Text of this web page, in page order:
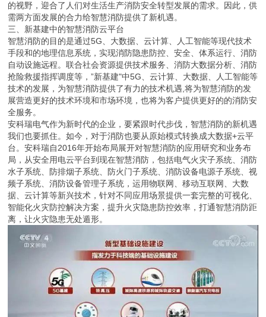
的视野，迎合了人们对生活生产消防安全转型发展的需求。因此，供
需两方面发展的合力给智慧消防提供了新机遇。
三、新基建中的智慧消防云平台
智慧消防的目的是通过5G、大数据、云计算、人工智能等现代技术
手段和的地理信息系统，实现消防隐患防控、安全、体系运行、消防
自动设施远程。联合社会资源提供技术服务、消防大数据分析、消防
抢险救援指挥调度等，”新基建"中5G、云计算、大数据、人工智能等
技术的发展，为智慧消防提供了有力的技术机遇,将为智慧消防的发
展营造更好的技术环境和市场环境，也将为客户提供更好的的消防安
全服务。
安科瑞电气作为新时代的企业，要紧跟时代步伐，智慧消防的新机遇
我们也要抓住。如今，对于消防也要从原始模式转换成大数据+云平
台。安科瑞自2016年开始布局展开对智慧消防的应用研究和业务布
局，从安全用电云平台到现在智慧消防，包括电气火灾子系统、消防
水子系统、防排烟子系统、防火门子系统、消防设备电源子系统、视
频子系统、消防设备管理子系统，运用物联网、移动互联网、大数
据、云计算等新兴技术，针对不同应用场景提供一套完整的可视化、
智能化火灾防控解决方案，提升火灾隐患防控效率，打通智慧消防距
离，让火灾隐患无处遁形。